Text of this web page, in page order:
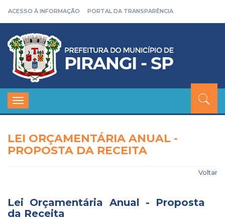
ACESSO À INFORMAÇÃO PORTAL DA TRANSPARÊNCIA
Toggle
navigation
LEI ORÇAMENTÁRIA ANUAL -
PROPOSTA DA RECEITA
Voltar
Lei Orçamentária Anual - Proposta
da Receita